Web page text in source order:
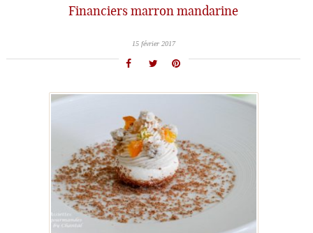
Financiers marron mandarine
15 février 2017